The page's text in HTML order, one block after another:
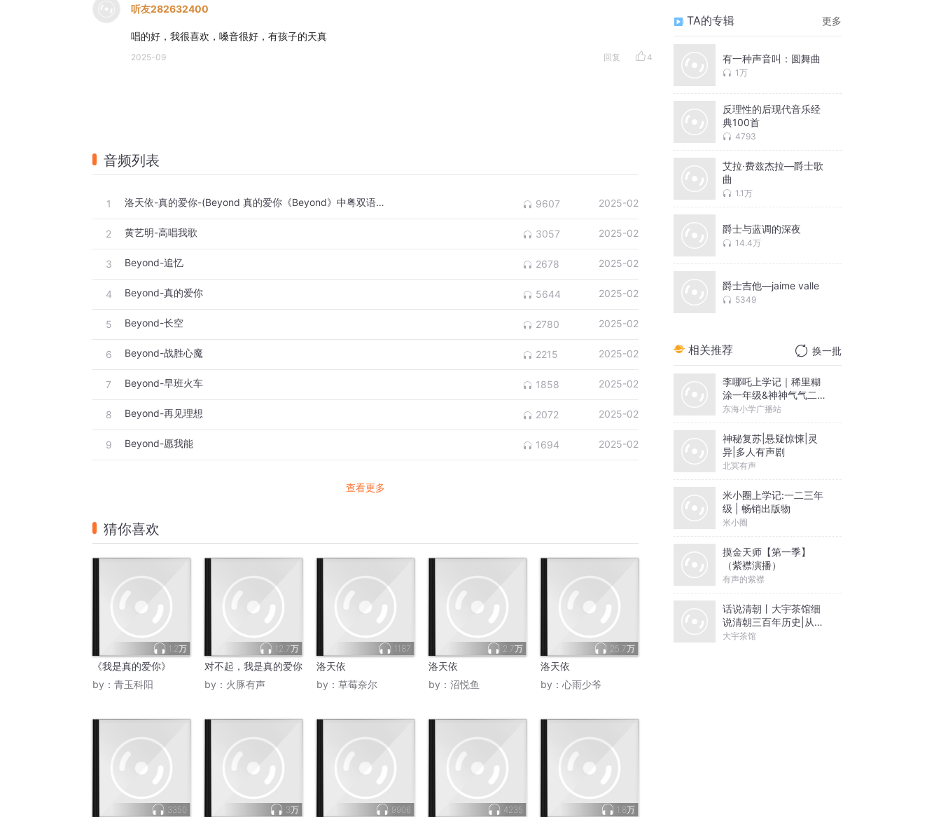
听友282632400
唱的好，我很喜欢，嗓音很好，有孩子的天真
2025-09 回复 4
音频列表
1 洛天依-真的爱你-(Beyond 真的爱你《Beyond》中粤双语 翻唱版) 9607 2025-02
2 黄艺明-高唱我歌 3057 2025-02
3 Beyond-追忆 2678 2025-02
4 Beyond-真的爱你 5644 2025-02
5 Beyond-长空 2780 2025-02
6 Beyond-战胜心魔 2215 2025-02
7 Beyond-早班火车 1858 2025-02
8 Beyond-再见理想 2072 2025-02
9 Beyond-愿我能 1694 2025-02
查看更多
猜你喜欢
1.2万
《我是真的爱你》
by： 青玉科阳
12.7万
对不起，我是真的爱你
by： 火豚有声
1187
洛天依
by： 草莓奈尔
2.7万
洛天依
by： 沼悦鱼
25.7万
洛天依
by： 心雨少爷
3350 3万 9906 4235 1.8万
TA的专辑 更多
有一种声音叫：圆舞曲
1万
反理性的后现代音乐经
典100首
4793
艾拉·费兹杰拉—爵士歌
曲
1.1万
爵士与蓝调的深夜
14.4万
爵士吉他—jaime valle
5349
相关推荐 换一批
李哪吒上学记｜稀里糊
涂一年级&神神气气二年
级
东海小学广播站
神秘复苏|悬疑惊悚|灵
异|多人有声剧
北冥有声
米小圈上学记:一二三年
级 | 畅销出版物
米小圈
摸金天师【第一季】
（紫襟演播）
有声的紫襟
话说清朝丨大宇茶馆细
说清朝三百年历史|从努
尔哈赤到末代皇帝溥仪|
大宇茶馆